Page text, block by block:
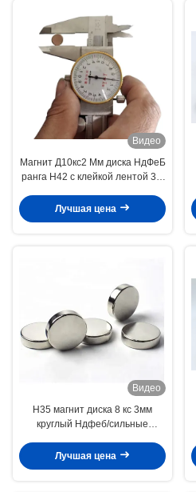
Видео
Магнит Д10кс2 Мм диска НдФеБ
ранга Н42 с клейкой лентой 3М
Лучшая цена
Видео
Н35 магнит диска 8 кс 3мм
круглый Ндфеб/сильные
Лучшая цена